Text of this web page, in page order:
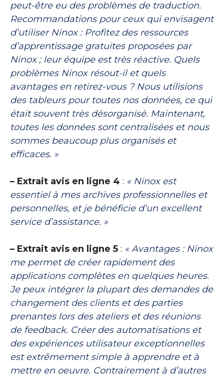
peut-être eu des problèmes de traduction.
Recommandations pour ceux qui envisagent
d’utiliser Ninox : Profitez des ressources
d’apprentissage gratuites proposées par
Ninox ; leur équipe est très réactive. Quels
problèmes Ninox résout-il et quels
avantages en retirez-vous ? Nous utilisions
des tableurs pour toutes nos données, ce qui
était souvent très désorganisé. Maintenant,
toutes les données sont centralisées et nous
sommes beaucoup plus organisés et
efficaces. »
– Extrait avis en ligne 4 : « Ninox est
essentiel à mes archives professionnelles et
personnelles, et je bénéficie d’un excellent
service d’assistance. »
– Extrait avis en ligne 5 : « Avantages : Ninox
me permet de créer rapidement des
applications complètes en quelques heures.
Je peux intégrer la plupart des demandes de
changement des clients et des parties
prenantes lors des ateliers et des réunions
de feedback. Créer des automatisations et
des expériences utilisateur exceptionnelles
est extrêmement simple à apprendre et à
mettre en oeuvre. Contrairement à d’autres